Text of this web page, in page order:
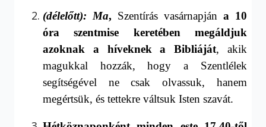
(délelőtt): Ma, Szentírás vasárnapján a 10
óra szentmise keretében megáldjuk
azoknak a híveknek a Bibliáját, akik
magukkal hozzák, hogy a Szentlélek
segítségével ne csak olvassuk, hanem
megértsük, és tettekre váltsuk Isten szavát.